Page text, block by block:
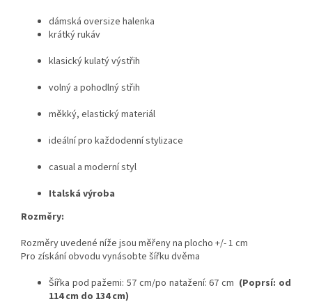
dámská oversize halenka
krátký rukáv
klasický kulatý výstřih
volný a pohodlný střih
měkký, elastický materiál
ideální pro každodenní stylizace
casual a moderní styl
Italská výroba
Rozměry:
Rozměry uvedené níže jsou měřeny na plocho +/- 1 cm
Pro získání obvodu vynásobte šířku dvěma
Šířka pod pažemi: 57 cm/po natažení: 67 cm (Poprsí: od
114 cm do 134 cm)